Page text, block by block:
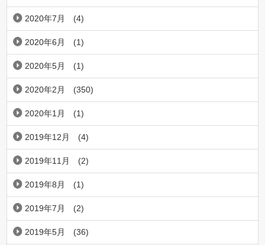
2020年7月 (4)
2020年6月 (1)
2020年5月 (1)
2020年2月 (350)
2020年1月 (1)
2019年12月 (4)
2019年11月 (2)
2019年8月 (1)
2019年7月 (2)
2019年5月 (36)